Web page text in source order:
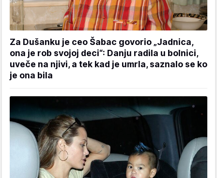
Za Dušanku je ceo Šabac govorio „Jadnica,
ona je rob svojoj deci“: Danju radila u bolnici,
uveče na njivi, a tek kad je umrla, saznalo se ko
je ona bila